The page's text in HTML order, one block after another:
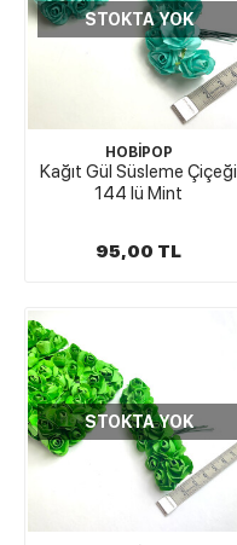
STOKTA YOK
HOBİPOP
Kağıt Gül Süsleme Çiçeği
144 lü Mint
95,00 TL
STOKTA YOK